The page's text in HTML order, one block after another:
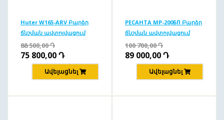
Huter W165-ARV Բարձր
ճնշման ավտոլվացում
165բ/1900Վտ
88 500,00Դ
75 800,00Դ
Ավելացնել
РЕСАНТА MP-200БП Բարձր
ճնշման ավտոլվացում
200բ/2500Վտ
100 700,00Դ
89 000,00Դ
Ավելացնել